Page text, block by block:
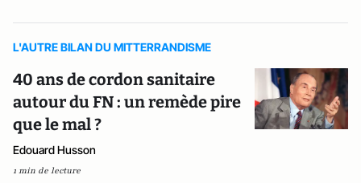
L'AUTRE BILAN DU MITTERRANDISME
40 ans de cordon sanitaire
autour du FN : un remède pire
que le mal ?
Edouard Husson
1 min de lecture